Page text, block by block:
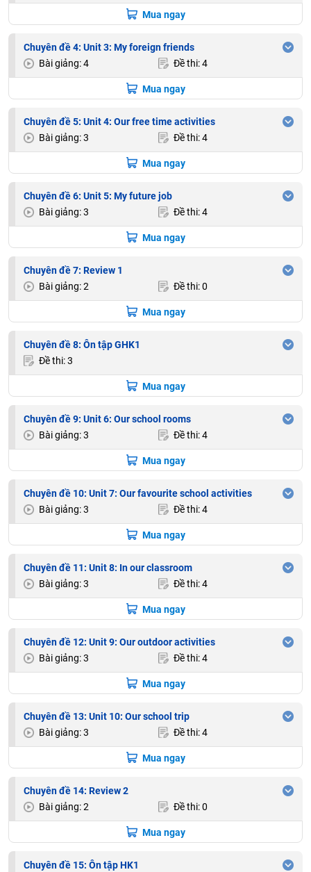
Mua ngay
Chuyên đề 4: Unit 3: My foreign friends
Bài giảng: 4
Đề thi: 4
Mua ngay
Chuyên đề 5: Unit 4: Our free time activities
Bài giảng: 3
Đề thi: 4
Mua ngay
Chuyên đề 6: Unit 5: My future job
Bài giảng: 3
Đề thi: 4
Mua ngay
Chuyên đề 7: Review 1
Bài giảng: 2
Đề thi: 0
Mua ngay
Chuyên đề 8: Ôn tập GHK1
Đề thi: 3
Mua ngay
Chuyên đề 9: Unit 6: Our school rooms
Bài giảng: 3
Đề thi: 4
Mua ngay
Chuyên đề 10: Unit 7: Our favourite school activities
Bài giảng: 3
Đề thi: 4
Mua ngay
Chuyên đề 11: Unit 8: In our classroom
Bài giảng: 3
Đề thi: 4
Mua ngay
Chuyên đề 12: Unit 9: Our outdoor activities
Bài giảng: 3
Đề thi: 4
Mua ngay
Chuyên đề 13: Unit 10: Our school trip
Bài giảng: 3
Đề thi: 4
Mua ngay
Chuyên đề 14: Review 2
Bài giảng: 2
Đề thi: 0
Mua ngay
Chuyên đề 15: Ôn tập HK1